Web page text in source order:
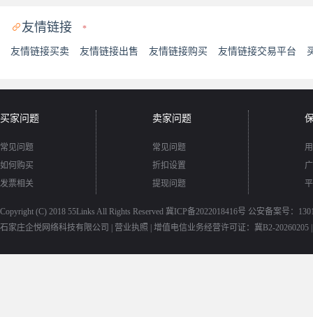
友情链接 *
友情链接买卖 友情链接出售 友情链接购买 友情链接交易平台
买家问题
常见问题
如何购买
发票相关
卖家问题
常见问题
折扣设置
提现问题
Copyright (C) 2018 55Links All Rights Reserved 冀ICP备2022018416号 公安备案号：
石家庄企悦网络科技有限公司 | 营业执照 增值电信业务经营许可证：冀B2-20260205